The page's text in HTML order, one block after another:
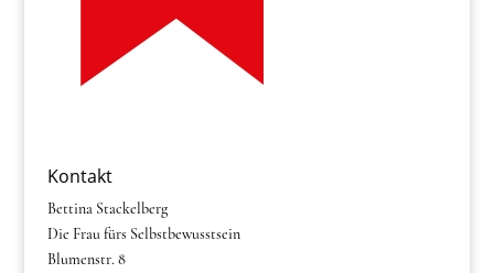
Kontakt
Bettina Stackelberg
Die Frau fürs Selbstbewusstsein
Blumenstr. 8